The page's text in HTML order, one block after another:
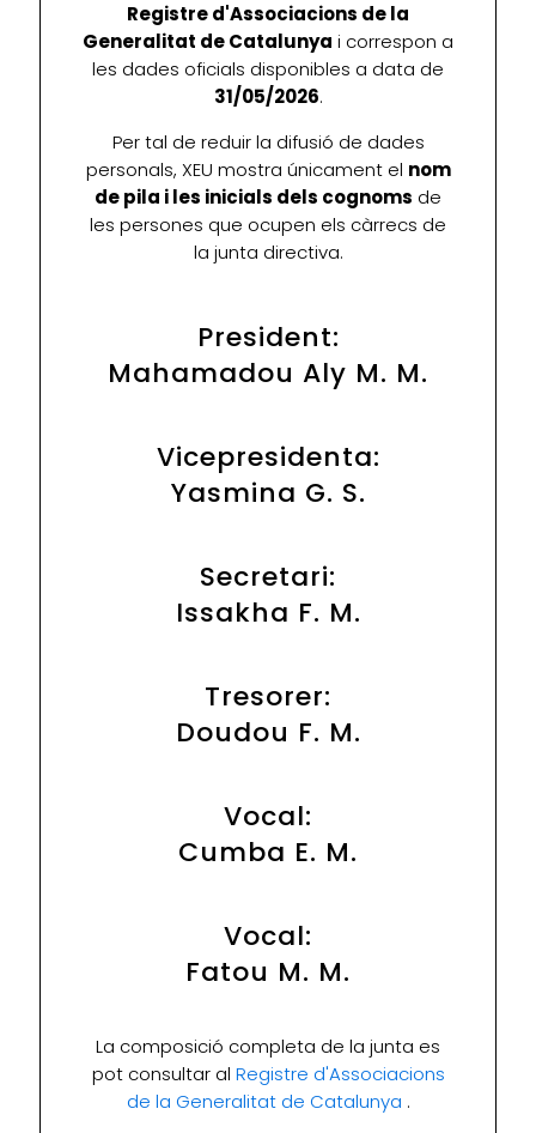
Registre d'Associacions de la
Generalitat de Catalunya i correspon a
les dades oficials disponibles a data de
31/05/2026.
Per tal de reduir la difusió de dades
personals, XEU mostra únicament el nom
de pila i les inicials dels cognoms de
les persones que ocupen els càrrecs de
la junta directiva.
President:
Mahamadou Aly M. M.
Vicepresidenta:
Yasmina G. S.
Secretari:
Issakha F. M.
Tresorer:
Doudou F. M.
Vocal:
Cumba E. M.
Vocal:
Fatou M. M.
La composició completa de la junta es
pot consultar al Registre d'Associacions
de la Generalitat de Catalunya .